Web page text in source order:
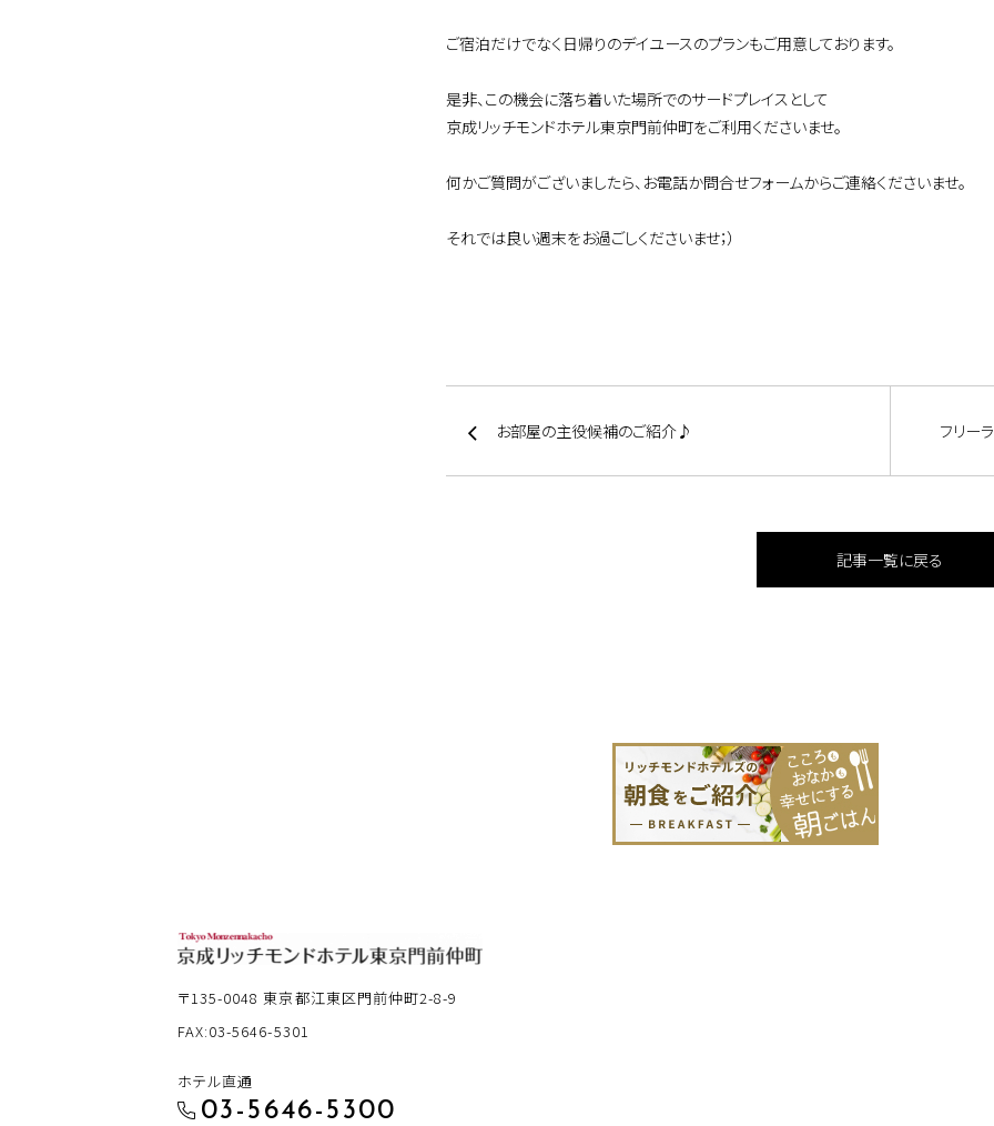
ご宿泊だけでなく日帰りのデイユースのプランもご用意しております。
是非、この機会に落ち着いた場所でのサードプレイスとして
京成リッチモンドホテル東京門前仲町をご利用くださいませ。
何かご質問がございましたら、お電話か問合せフォームからご連絡くださいませ。
それでは良い週末をお過ごしくださいませ；）
お部屋の主役候補のご紹介♪ フリー
記事一覧に戻る
〒135-0048東京都江東区門前仲町2-8-9
FAX:03-5646-5301
ホテル直通
03-5646-5300